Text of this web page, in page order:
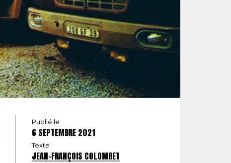
Publié le
6 SEPTEMBRE 2021
Texte
JEAN-FRANÇOIS COLOMBET